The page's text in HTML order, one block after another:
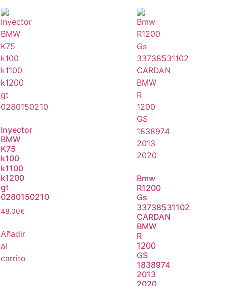
Inyector
BMW
K75
k100
k1100
k1200
gt
0280150210
48.00€
Añadir
al
carrito
Bmw
R1200
Gs
33738531102
CARDAN
BMW
R
1200
GS
1838974
2013
2020